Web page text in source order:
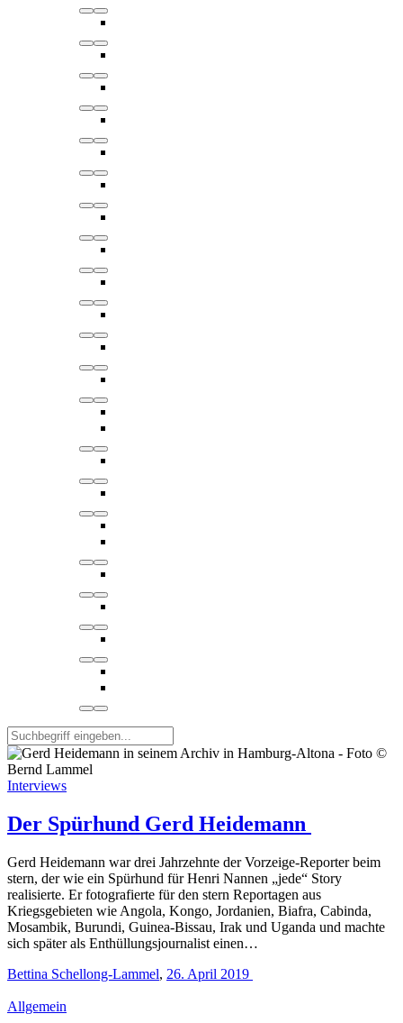
Interviews
Der Spürhund Gerd Heidemann
Gerd Heidemann war drei Jahrzehnte der Vorzeige-Reporter beim
stern, der wie ein Spürhund für Henri Nannen „jede“ Story
realisierte. Er fotografierte für den stern Reportagen aus
Kriegsgebieten wie Angola, Kongo, Jordanien, Biafra, Cabinda,
Mosambik, Burundi, Guinea-Bissau, Irak und Uganda und machte
sich später als Enthüllungsjournalist einen…
Bettina Schellong-Lammel, 26. April 2019
Allgemein